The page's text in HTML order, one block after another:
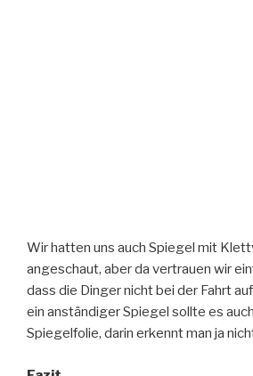
Wir hatten uns auch Spiegel mit
angeschaut, aber da vertrauen wir
dass die Dinger nicht bei der Fahrt
ein anständiger Spiegel sollte es
Spiegelfolie, darin erkennt man ja